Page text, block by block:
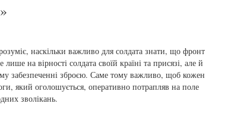
наскільки важливо для солдата знати, що фронт
лише на вірності солдата своїй країні та присязі, але й
забезпеченні зброєю. Саме тому важливо, щоб кожен
який оголошується, оперативно потрапляв на поле
зволікань.